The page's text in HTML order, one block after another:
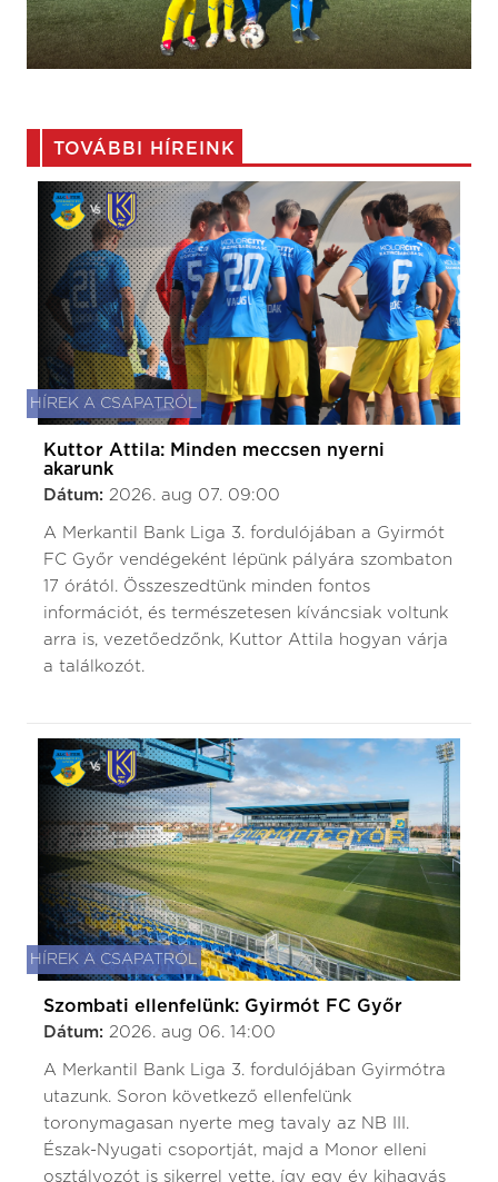
TOVÁBBI HÍREINK
HÍREK A CSAPATRÓL
Kuttor Attila: Minden meccsen nyerni
akarunk
Dátum: 2026. aug 07. 09:00
A Merkantil Bank Liga 3. fordulójában a Gyirmót
FC Győr vendégeként lépünk pályára szombaton
17 órától. Összeszedtünk minden fontos
információt, és természetesen kíváncsiak voltunk
arra is, vezetőedzőnk, Kuttor Attila hogyan várja
a találkozót.
HÍREK A CSAPATRÓL
Szombati ellenfelünk: Gyirmót FC Győr
Dátum: 2026. aug 06. 14:00
A Merkantil Bank Liga 3. fordulójában Gyirmótra
utazunk. Soron következő ellenfelünk
toronymagasan nyerte meg tavaly az NB III.
Észak-Nyugati csoportját, majd a Monor elleni
osztályozót is sikerrel vette, így egy év kihagyás